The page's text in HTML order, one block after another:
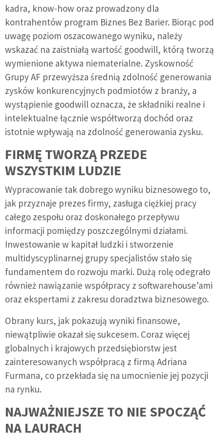
kadra, know-how oraz prowadzony dla
kontrahentów program Biznes Bez Barier. Biorąc pod
uwagę poziom oszacowanego wyniku, należy
wskazać na zaistniałą wartość goodwill, którą tworzą
wymienione aktywa niematerialne. Zyskowność
Grupy AF przewyższa średnią zdolność generowania
zysków konkurencyjnych podmiotów z branży, a
wystąpienie goodwill oznacza, że składniki realne i
intelektualne łącznie współtworzą dochód oraz
istotnie wpływają na zdolność generowania zysku.
FIRMĘ TWORZĄ PRZEDE
WSZYSTKIM LUDZIE
Wypracowanie tak dobrego wyniku biznesowego to,
jak przyznaje prezes firmy, zasługa ciężkiej pracy
całego zespołu oraz doskonałego przepływu
informacji pomiędzy poszczególnymi działami.
Inwestowanie w kapitał ludzki i stworzenie
multidyscyplinarnej grupy specjalistów stało się
fundamentem do rozwoju marki. Dużą rolę odegrało
również nawiązanie współpracy z softwarehouse’ami
oraz ekspertami z zakresu doradztwa biznesowego.
Obrany kurs, jak pokazują wyniki finansowe,
niewątpliwie okazał się sukcesem. Coraz więcej
globalnych i krajowych przedsiębiorstw jest
zainteresowanych współpracą z firmą Adriana
Furmana, co przekłada się na umocnienie jej pozycji
na rynku.
NAJWAŻNIEJSZE TO NIE SPOCZĄĆ
NA LAURACH